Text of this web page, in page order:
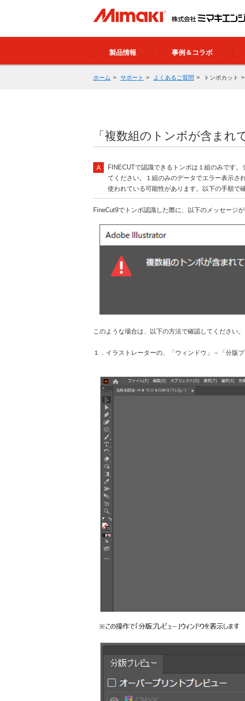
製品情報 事例＆コラボ
ホーム サポート よくあるご質問 トンボカット
「複数組のトンボが含まれ
FINECUTで認識できるトンボは１組のみです
てください。１組のみのデータでエラー表示さ
使われている可能性があります。以下の手順で
FineCut9でトンボ認識した際に、以下のメッセージ
このような場合は、以下の方法で確認してください。
１．イラストレーターの、「ウィンドウ」－「分版